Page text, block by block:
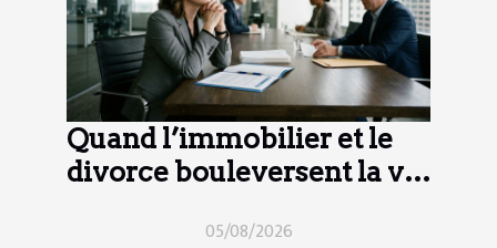
Quand l’immobilier et le
divorce bouleversent la vie
05/08/2026